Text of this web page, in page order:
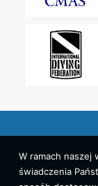
W ramach naszej
świadczenia